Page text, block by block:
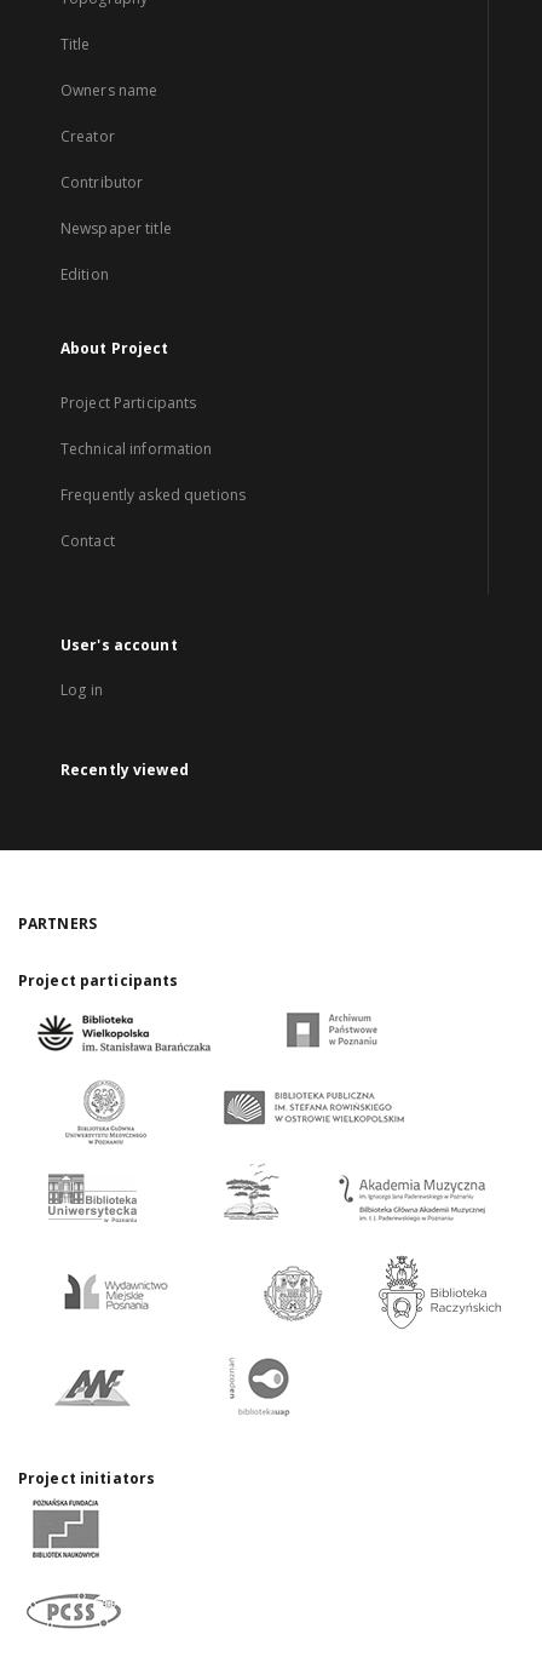
Title
Owners name
Creator
Contributor
Newspaper title
Edition
About Project
Project Participants
Technical information
Frequently asked quetions
Contact
User's account
Log in
Recently viewed
PARTNERS
Project participants
Project initiators